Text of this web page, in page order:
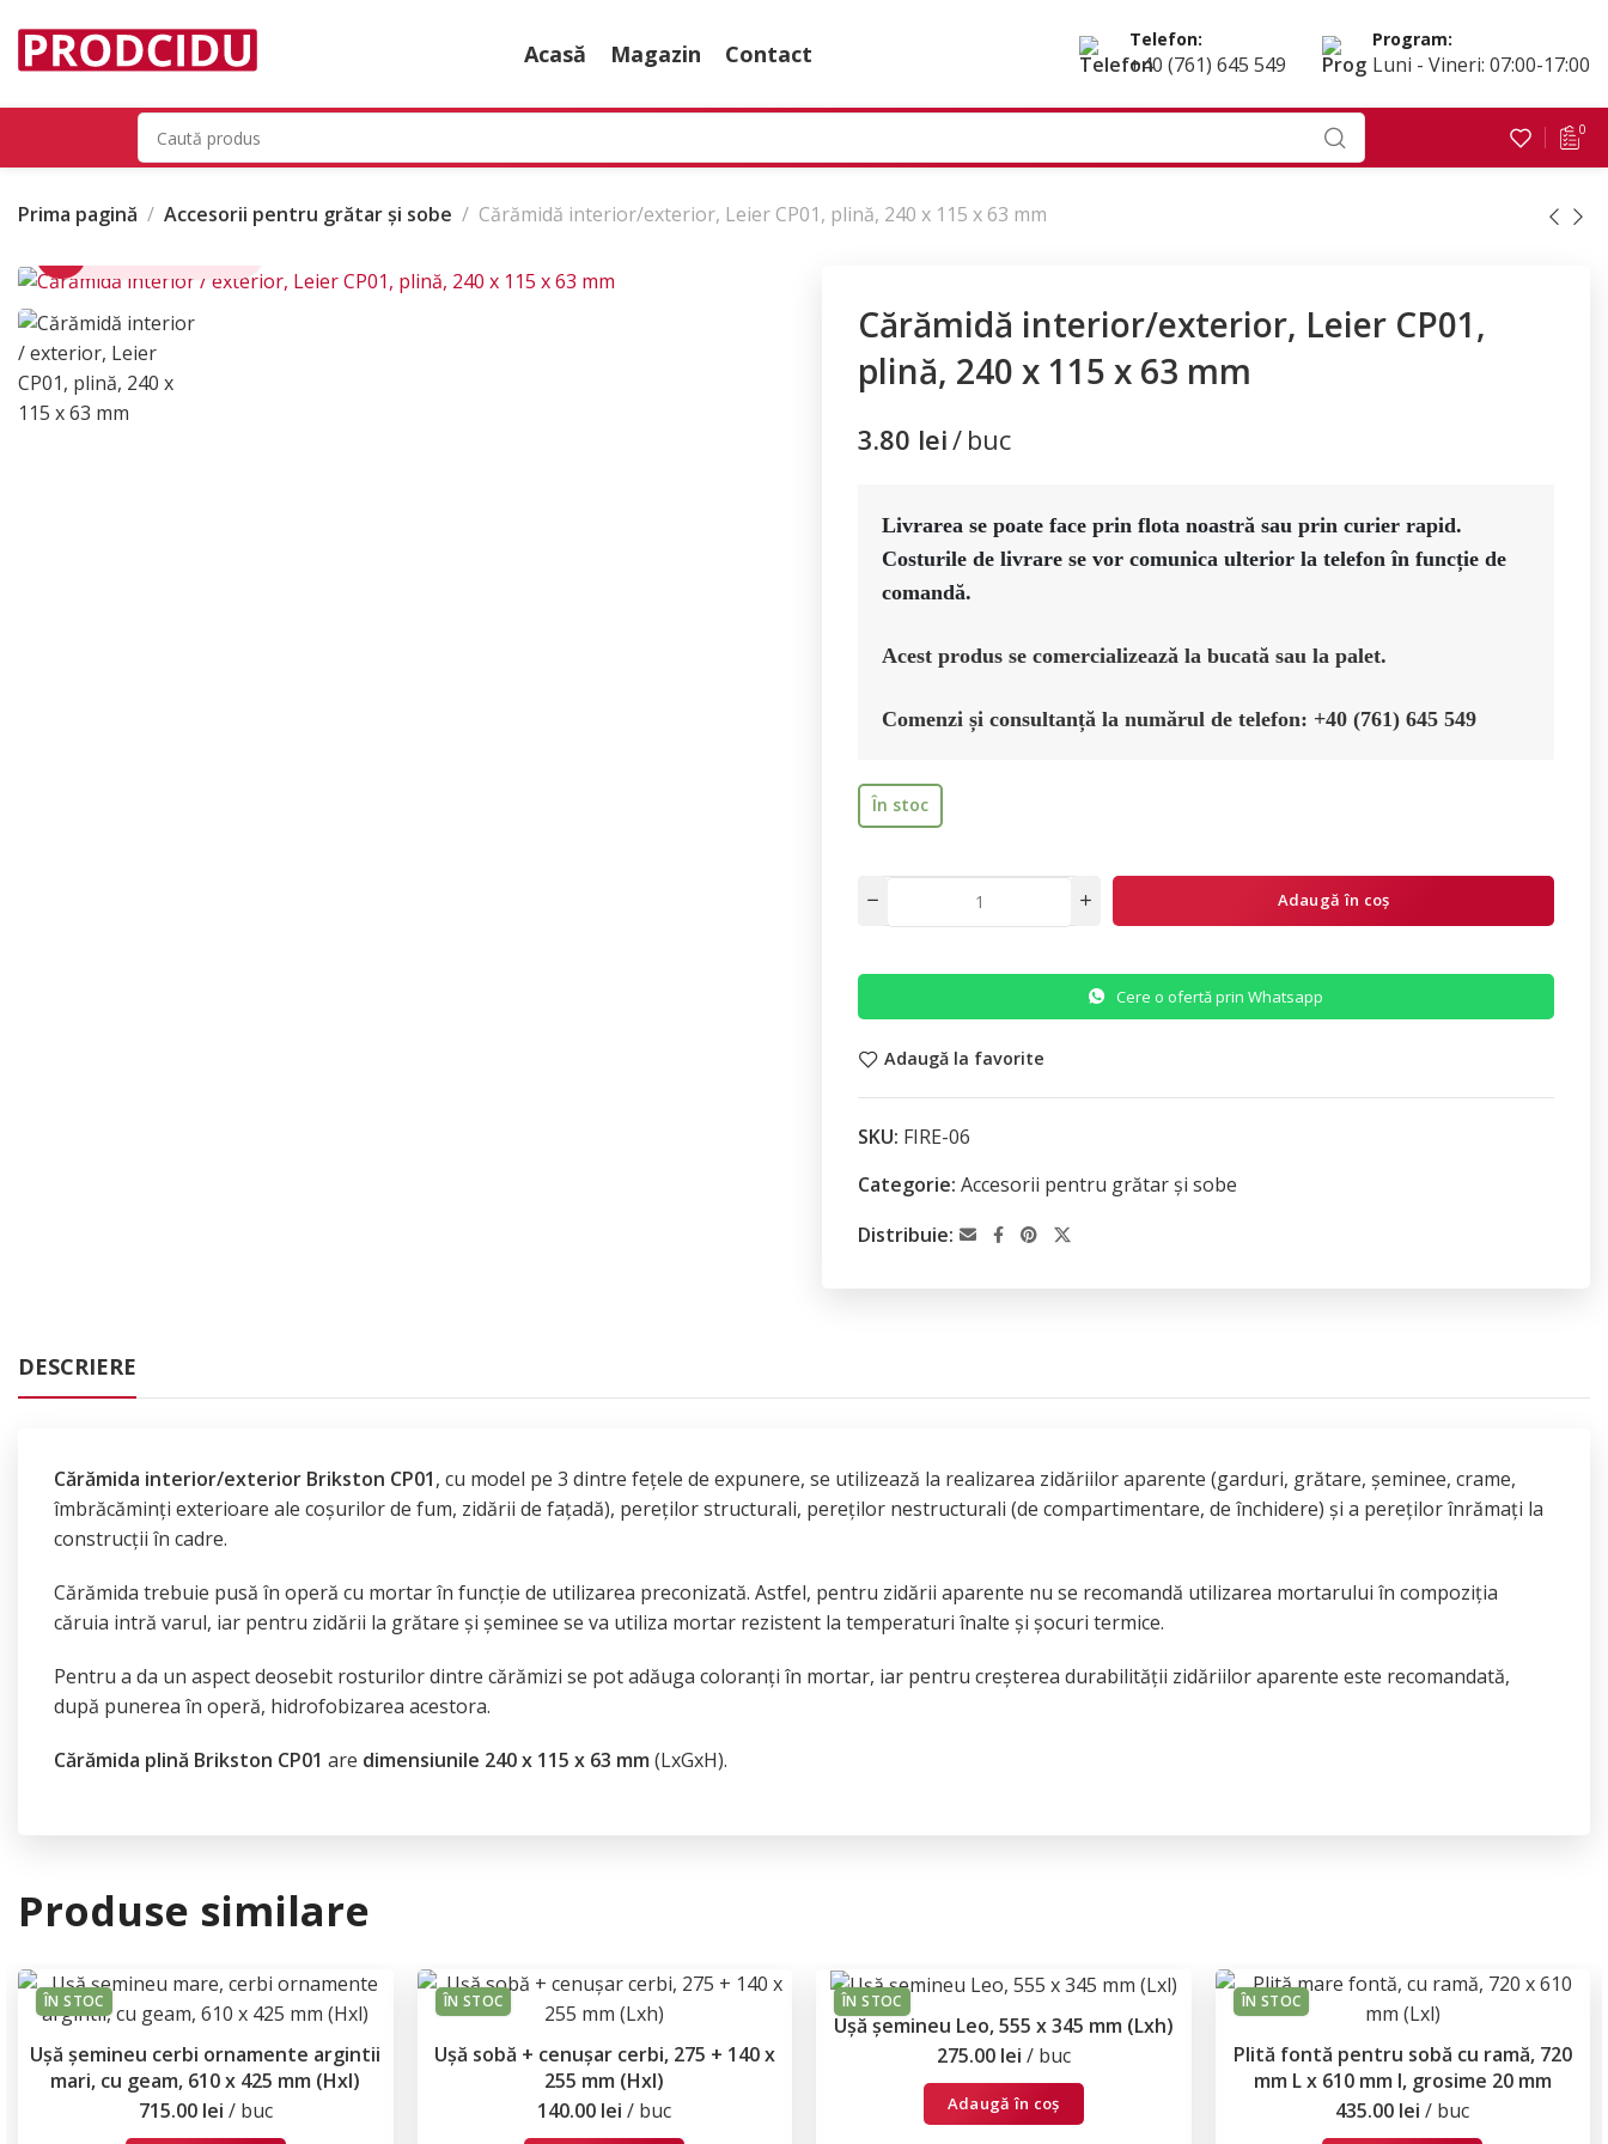
Acasă Magazin Contact Telefon:
+40 (761) 645 549
Program:
Luni - Vineri: 07:00-17:00
0
Prima pagină Accesorii pentru grătar și sobe Cărămidă interior/exterior, Leier CP01, plină, 240 x 115 x 63 mm
Cărămidă interior/exterior, Leier CP01,
plină, 240 x 115 x 63 mm
3.80 lei buc
Livrarea se poate face prin flota noastră sau prin curier rapid.
Costurile de livrare se vor comunica ulterior la telefon în funcție de
Acest produs se comercializează la bucată sau la palet.
Comenzi și consultanță la numărul de telefon: +40 (761) 645 549
În stoc
Adaugă în coș
Cere o ofertă prin Whatsapp
Adaugă la favorite
SKU: FIRE-06
Categorie: Accesorii pentru grătar și sobe
Distribuie:
DESCRIERE
Cărămida interior/exterior Brikston CP01, cu model pe 3 dintre fețele de expunere, se utilizează la realizarea zidăriilor aparente (garduri, grătare, șeminee, crame,
îmbrăcăminți exterioare ale coșurilor de fum, zidării de fațadă), pereților structurali, pereților nestructurali (de compartimentare, de închidere) și a pereților înrămați la
construcții în cadre.
Cărămida trebuie pusă în operă cu mortar în funcție de utilizarea preconizată. Astfel, pentru zidării aparente nu se recomandă utilizarea mortarului în compoziția
căruia intră varul, iar pentru zidării la grătare și șeminee se va utiliza mortar rezistent la temperaturi înalte și șocuri termice.
Pentru a da un aspect deosebit rosturilor dintre cărămizi se pot adăuga coloranți în mortar, iar pentru creșterea durabilității zidăriilor aparente este recomandată,
după punerea în operă, hidrofobizarea acestora.
Cărămida plină Brikston CP01 are dimensiunile 240 x 115 x 63 mm (LxGxH).
Produse similare
ÎN STOC
Ușă șemineu cerbi ornamente argintii
mari, cu geam, 610 x 425 mm (Hxl)
715.00 lei buc
ÎN STOC
Ușă sobă + cenușar cerbi, 275 + 140 x
255 mm (Hxl)
140.00 lei buc
ÎN STOC
Ușă șemineu Leo, 555 x 345 mm (Lxh)
275.00 lei buc
Adaugă în coș
ÎN STOC
Plită fontă pentru sobă cu ramă, 720
mm L x 610 mm l, grosime 20 mm
435.00 lei buc